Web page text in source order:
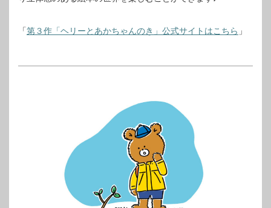
「第３作「ヘリーとあかちゃんのき」公式サイトはこちら 」